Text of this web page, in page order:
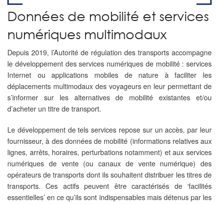
Données de mobilité et services
numériques multimodaux
Depuis 2019, l’Autorité de régulation des transports accompagne
le développement des services numériques de mobilité : services
Internet ou applications mobiles de nature à faciliter les
déplacements multimodaux des voyageurs en leur permettant de
s’informer sur les alternatives de mobilité existantes et/ou
d’acheter un titre de transport.​
Le développement de tels services repose sur un accès, par leur
fournisseur, à des données de mobilité (informations relatives aux
lignes, arrêts, horaires, perturbations notamment) et aux services
numériques de vente (ou canaux de vente numérique) des
opérateurs de transports dont ils souhaitent distribuer les titres de
transports. Ces actifs peuvent être caractérisés de ‘facilités
essentielles’ en ce qu’ils sont indispensables mais détenus par les